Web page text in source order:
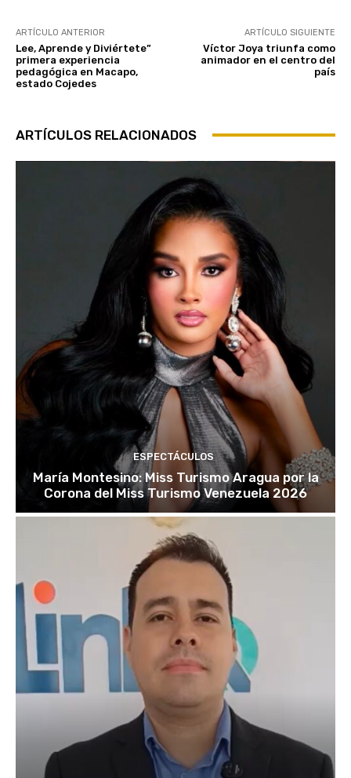
ARTÍCULO ANTERIOR
Lee, Aprende y Diviértete”
primera experiencia
pedagógica en Macapo,
estado Cojedes
ARTÍCULO SIGUIENTE
Víctor Joya triunfa como
animador en el centro del
país
ARTÍCULOS RELACIONADOS
ESPECTÁCULOS
María Montesino: Miss Turismo Aragua por la
Corona del Miss Turismo Venezuela 2026